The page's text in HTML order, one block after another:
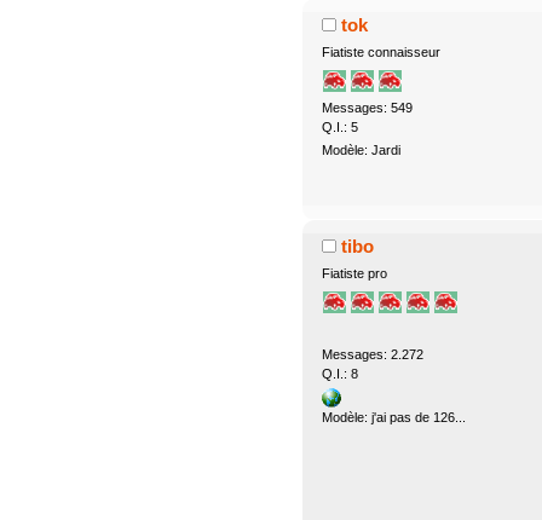
tok
Fiatiste connaisseur
Messages: 549
Q.I.: 5
Modèle: Jardi
tibo
Fiatiste pro
Messages: 2.272
Q.I.: 8
Modèle: j'ai pas de 126...